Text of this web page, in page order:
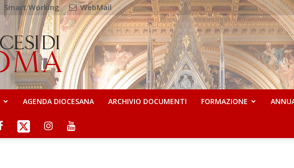
Smart Working WebMail
AGENDA DIOCESANA ARCHIVIO DOCUMENTI FORMAZIONE